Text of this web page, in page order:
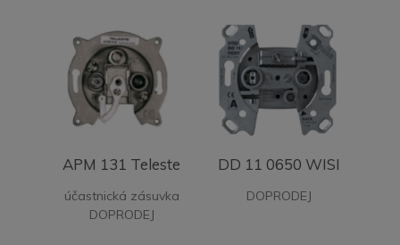
APM 131 Teleste
účastnická zásuvka
DOPRODEJ
DD 11 0650 WISI
DOPRODEJ